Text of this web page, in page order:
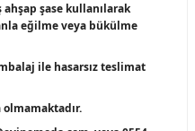
ahşap şase kullanılarak
eğilme veya bükülme
ile hasarsız teslimat
olmamaktadır.